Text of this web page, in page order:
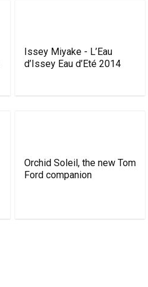
Issey Miyake - L’Eau
d’Issey Eau d’Eté 2014
Orchid Soleil, the new Tom
Ford companion